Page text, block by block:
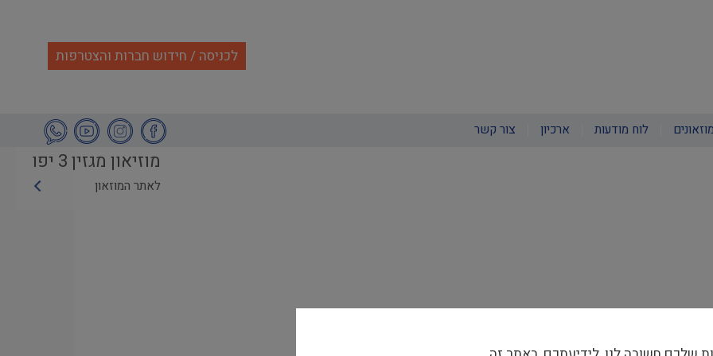
לכניסה / חידוש חברות והצטרפות
לוח מודעות ארכיון צור קשר
מוזיאון מגזין 3 יפו
לאתר המוזאון